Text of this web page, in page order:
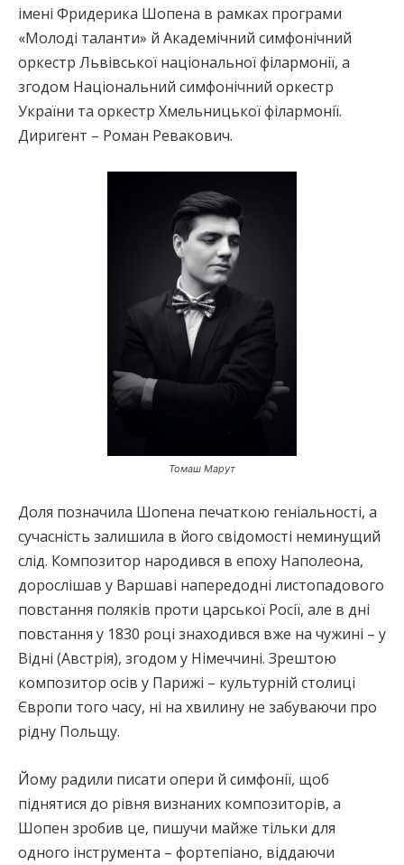
імені Фридерика Шопена в рамках програми
«Молоді таланти» й Академічний симфонічний
оркестр Львівської національної філармонії, а
згодом Національний симфонічний оркестр
України та оркестр Хмельницької філармонії.
Диригент – Роман Ревакович.
Томаш Марут
Доля позначила Шопена печаткою геніальності, а
сучасність залишила в його свідомості неминущий
слід. Композитор народився в епоху Наполеона,
дорослішав у Варшаві напередодні листопадового
повстання поляків проти царської Росії, але в дні
повстання у 1830 році знаходився вже на чужині – у
Відні (Австрія), згодом у Німеччині. Зрештою
композитор осів у Парижі – культурній столиці
Європи того часу, ні на хвилину не забуваючи про
рідну Польщу.
Йому радили писати опери й симфонії, щоб
піднятися до рівня визнаних композиторів, а
Шопен зробив це, пишучи майже тільки для
одного інструмента – фортепіано, віддаючи